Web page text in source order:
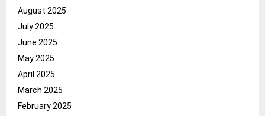
August 2025
July 2025
June 2025
May 2025
April 2025
March 2025
February 2025